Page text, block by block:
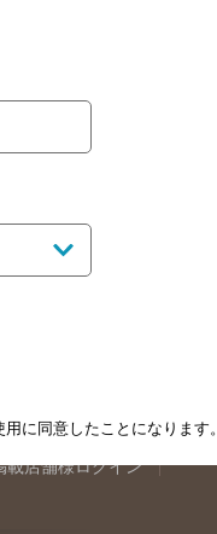
索 兵庫県のバー検索
検索
索
載店舗様ログイン
に同意したことになります。